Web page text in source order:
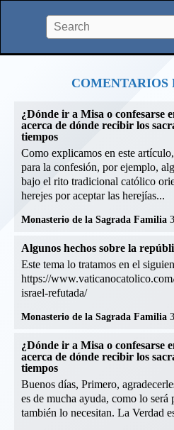
COMENTARIOS
¿Dónde ir a Misa o confesarse
acerca de dónde recibir los
tiempos
Como explicamos en este
para la confesión, por ejemplo,
bajo el rito tradicional católico
herejes por aceptar las herejías...
Monasterio de la Sagrada Familia
Algunos hechos sobre la
Este tema lo tratamos en el
https://
israel-refutada/
Monasterio de la Sagrada Familia
¿Dónde ir a Misa o confesarse
acerca de dónde recibir los
tiempos
Buenos días, Primero,
es de mucha ayuda, como lo será
también lo necesitan. La Verdad